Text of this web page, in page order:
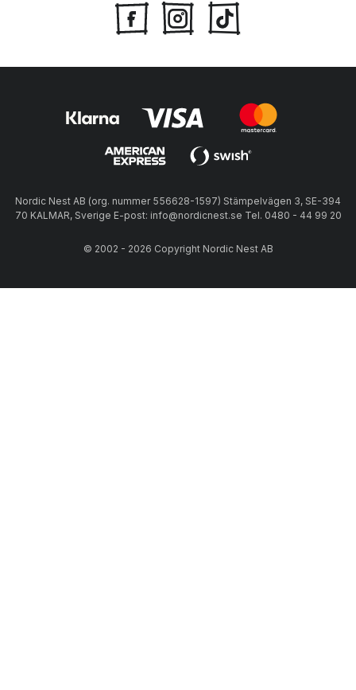
Nordic Nest AB (org. nummer 556628-1597) Stämpelvägen 3, SE-394
70 KALMAR, Sverige E-post: info@nordicnest.se Tel. 0480 - 44 99 20
© 2002 - 2026 Copyright Nordic Nest AB